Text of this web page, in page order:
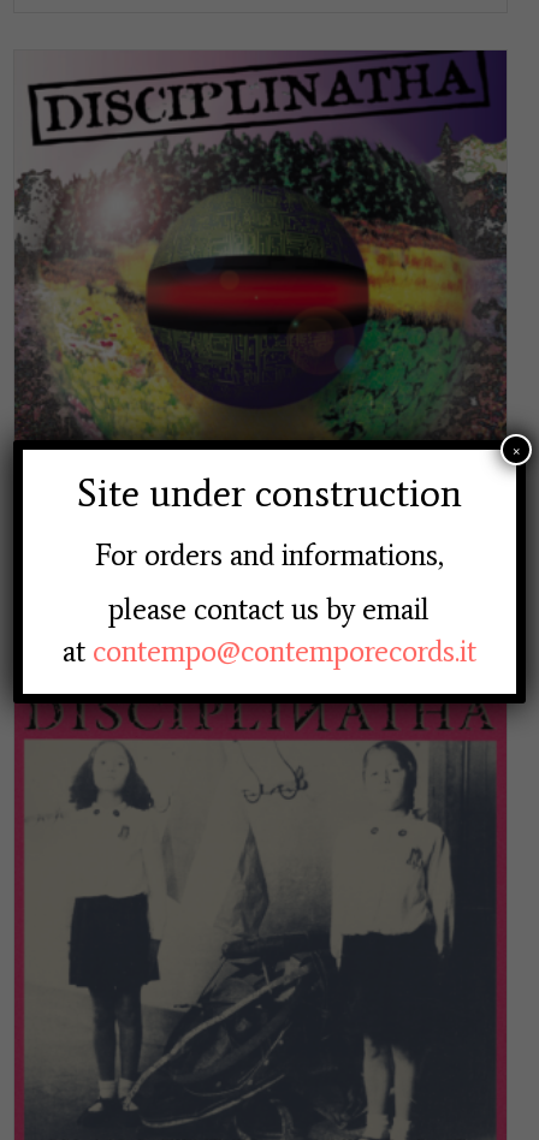
ADD TO BASKET
22.00€
Site under construction
For orders and informations,
please contact us by email
at contempo@contemporecords.it
×